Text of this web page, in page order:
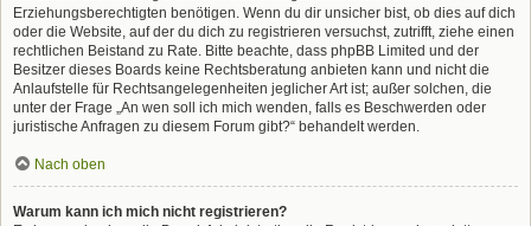
Erziehungsberechtigten benötigen. Wenn du dir unsicher bist, ob dies auf dich
oder die Website, auf der du dich zu registrieren versuchst, zutrifft, ziehe einen
rechtlichen Beistand zu Rate. Bitte beachte, dass phpBB Limited und der
Besitzer dieses Boards keine Rechtsberatung anbieten kann und nicht die
Anlaufstelle für Rechtsangelegenheiten jeglicher Art ist; außer solchen, die
unter der Frage „An wen soll ich mich wenden, falls es Beschwerden oder
juristische Anfragen zu diesem Forum gibt?“ behandelt werden.
Nach oben
Warum kann ich mich nicht registrieren?